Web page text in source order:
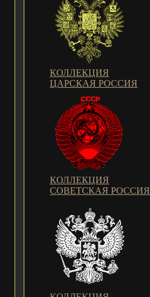
КОЛЛЕКЦИЯ
ЦАРСКАЯ РОССИЯ
КОЛЛЕКЦИЯ
СОВЕТСКАЯ РОССИЯ